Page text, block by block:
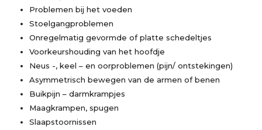
Problemen bij het voeden
Stoelgangproblemen
Onregelmatig gevormde of platte schedeltjes
Voorkeurshouding van het hoofdje
Neus -, keel – en oorproblemen (pijn/ ontstekingen)
Asymmetrisch bewegen van de armen of benen
Buikpijn – darmkrampjes
Maagkrampen, spugen
Slaapstoornissen